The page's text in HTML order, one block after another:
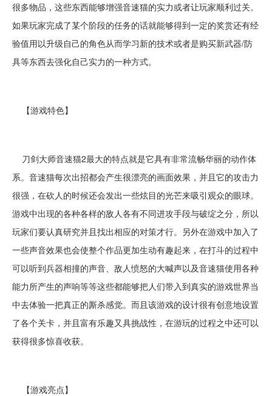
很多物品，这些东西能够增强音速猫的实力或者让玩家顺利过关。
如果玩家完成了某个阶段的任务的话就能够得到一定的奖赏还有经
验值用以升级自己的角色从而学习新的技术或者是购买新武器/防
具等东西去强化自己实力的一种方式。
【游戏特色】
刀剑大师音速猫2最大的特点就是它具有非常流畅华丽的动作体
系。音速猫每次出招都会产生很漂亮的画面效果，并且它的攻击力
很强，在砍人的时候还会发出一些炫目的光芒来吸引观众的眼球。
游戏中出现的各种各样的敌人各有不同进攻手段与破绽之分，所以
玩家们要认真研究并且找出相应的对策才行。另外在游戏中加入了
一些声音效果也会使整个作品更加生动有趣起来，在打斗的过程中
可以听到兵器相撞的声音、敌人愤怒的大喊声以及音速猫使用各种
能力所产生的声响等等这些都能够把人们带入到真实的游戏世界当
中去体验一把真正的厮杀感觉。而且该游戏的设计很有创意地设置
了各个关卡，并且富有乐趣又具挑战性，在游玩的过程之中还可以
获得很多惊喜收获。
【游戏亮点】